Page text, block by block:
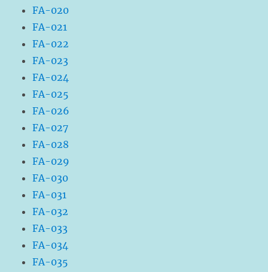
FA-020
FA-021
FA-022
FA-023
FA-024
FA-025
FA-026
FA-027
FA-028
FA-029
FA-030
FA-031
FA-032
FA-033
FA-034
FA-035